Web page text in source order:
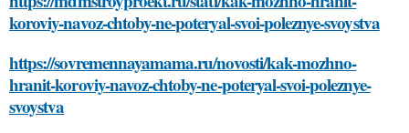
koroviy-navoz-chtoby-ne-poteryal-svoi-poleznye-svoystva
https://sovremennayamama.ru/novosti/kak-mozhno-
hranit-koroviy-navoz-chtoby-ne-poteryal-svoi-poleznye-
svoystva